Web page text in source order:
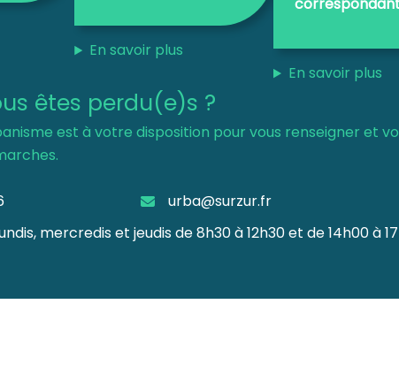
En savoir plus
En savoir plus
êtes perdu(e)s ?
est à votre disposition pour vous renseigner et
urba@surzur.fr
mercredis et jeudis de 8h30 à 12h30 et de 14h00 à